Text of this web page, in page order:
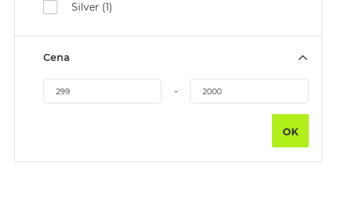
MacBook
Silver (1)
Cena
-
OK